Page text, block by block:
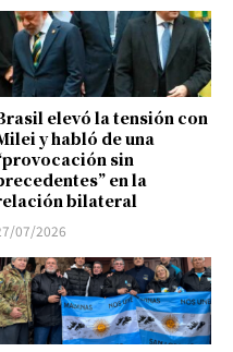
elevó la tensión con
y habló de una
sin
en la
bilateral
07/2026